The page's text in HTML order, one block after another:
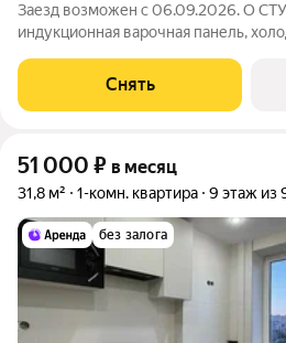
Заезд возможен с 06.09.2026. О СТУДИИ
индукционная варочная панель,
обогреватель, фен Мебель: кухонный гарнитур, складные
стулья, двуспальная кровать с мягким
Снять
51 000 ₽ в месяц
31,8 м² 1-комн. квартира 9 этаж из
без залога